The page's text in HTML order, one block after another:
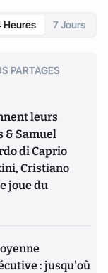
Heures 7 Jours
PARTAGES
leurs
& Samuel
di Caprio
Cristiano
joue du
: jusqu'où